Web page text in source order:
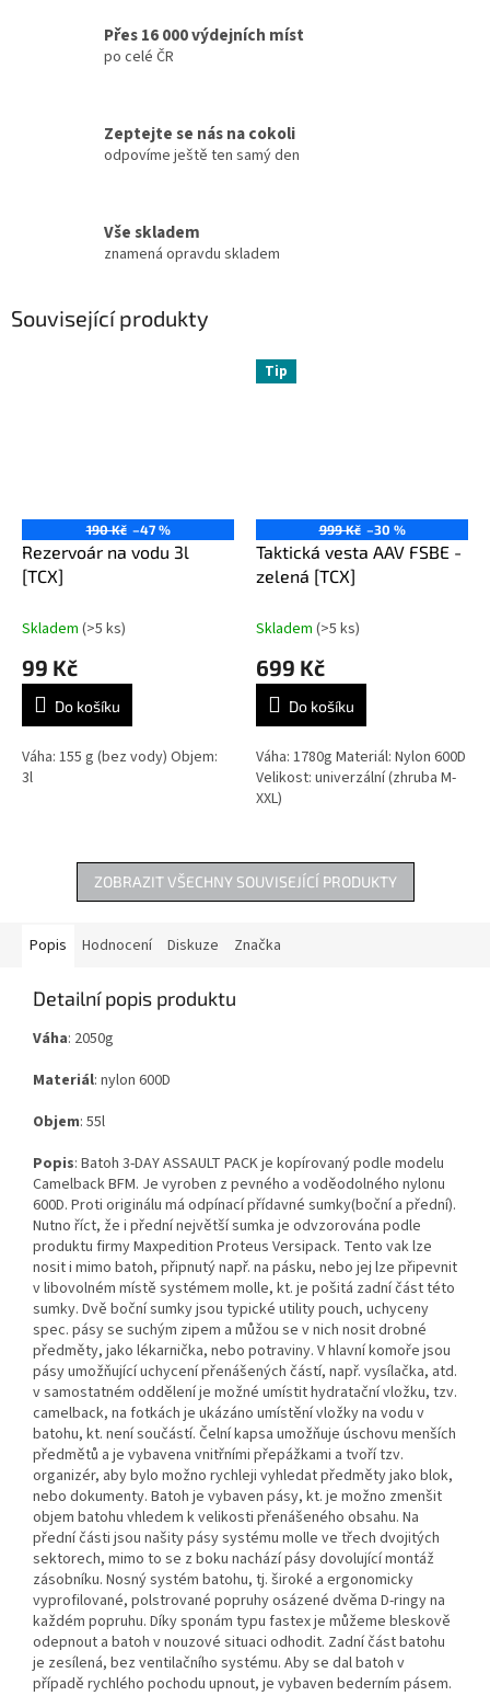
Přes 16 000 výdejních míst
po celé ČR
Zeptejte se nás na cokoli
odpovíme ještě ten samý den
Vše skladem
znamená opravdu skladem
Související produkty
190 Kč –47 %
Rezervoár na vodu 3l
[TCX]
Skladem (>5 ks)
99 Kč
Do košíku
Váha: 155 g (bez vody) Objem:
3l
Tip
999 Kč –30 %
Taktická vesta AAV FSBE -
zelená [TCX]
Skladem (>5 ks)
699 Kč
Do košíku
Váha: 1780g Materiál: Nylon 600D
Velikost: univerzální (zhruba M-
XXL)
ZOBRAZIT VŠECHNY SOUVISEJÍCÍ PRODUKTY
Popis Hodnocení Diskuze Značka
Detailní popis produktu
Váha: 2050g
Materiál: nylon 600D
Objem: 55l
Popis: Batoh 3-DAY ASSAULT PACK je kopírovaný podle modelu
Camelback BFM. Je vyroben z pevného a voděodolného nylonu
600D. Proti originálu má odpínací přídavné sumky(boční a přední).
Nutno říct, že i přední největší sumka je odvzorována podle
produktu firmy Maxpedition Proteus Versipack. Tento vak lze
nosit i mimo batoh, připnutý např. na pásku, nebo jej lze připevnit
v libovolném místě systémem molle, kt. je pošitá zadní část této
sumky. Dvě boční sumky jsou typické utility pouch, uchyceny
spec. pásy se suchým zipem a můžou se v nich nosit drobné
předměty, jako lékarnička, nebo potraviny. V hlavní komoře jsou
pásy umožňující uchycení přenášených částí, např. vysílačka, atd.
v samostatném oddělení je možné umístit hydratační vložku, tzv.
camelback, na fotkách je ukázáno umístění vložky na vodu v
batohu, kt. není součástí. Čelní kapsa umožňuje úschovu menších
předmětů a je vybavena vnitřními přepážkami a tvoří tzv.
organizér, aby bylo možno rychleji vyhledat předměty jako blok,
nebo dokumenty. Batoh je vybaven pásy, kt. je možno zmenšit
objem batohu vhledem k velikosti přenášeného obsahu. Na
přední části jsou našity pásy systému molle ve třech dvojitých
sektorech, mimo to se z boku nachází pásy dovolující montáž
zásobníku. Nosný systém batohu, tj. široké a ergonomicky
vyprofilované, polstrované popruhy osázené dvěma D-ringy na
každém popruhu. Díky sponám typu fastex je můžeme bleskově
odepnout a batoh v nouzové situaci odhodit. Zadní část batohu
je zesílená, bez ventilačního systému. Aby se dal batoh v
případě rychlého pochodu upnout, je vybaven bederním pásem.